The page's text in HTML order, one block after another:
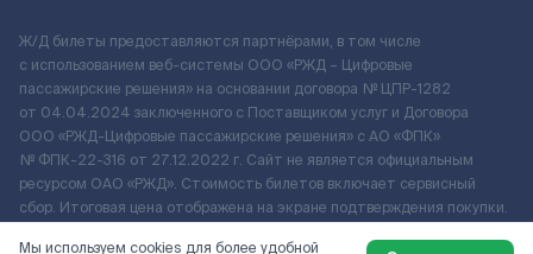
Ж/Д билеты предоставляются партнёрами, в том числе
с использованием веб-системы ООО «РЖД – Цифровые
пассажирские решения» на основании договора № ЦПР-1282
от 04.04.2024 заключенного с Поставщиком услуг и Договора
ООО «РЖД-Цифровые пассажирские решения» c АО «ФПК»
№ ФПК-22-316 от 27.12.2022 г. Сайт не является официальным
ресурсом ОАО «РЖД». Стоимость билетов включает сервисный
сбор. Итоговая цена отображена на экране подтверждения покупки.
Мы используем cookies для более удобной